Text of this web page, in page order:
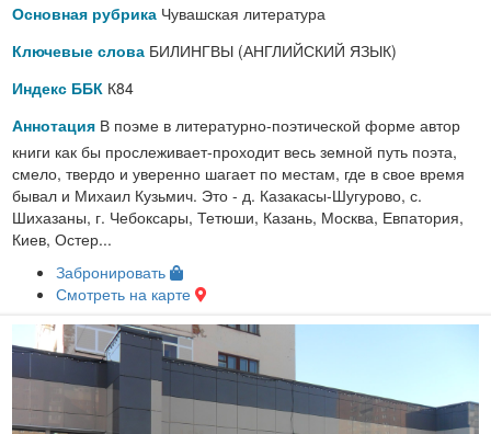
Основная рубрика Чувашская литература
Ключевые слова БИЛИНГВЫ (АНГЛИЙСКИЙ ЯЗЫК)
Индекс ББК К84
Аннотация В поэме в литературно-поэтической форме автор
книги как бы прослеживает-проходит весь земной путь поэта,
смело, твердо и уверенно шагает по местам, где в свое время
бывал и Михаил Кузьмич. Это - д. Казакасы-Шугурово, с.
Шихазаны, г. Чебоксары, Тетюши, Казань, Москва, Евпатория,
Киев, Остер...
Забронировать
Смотреть на карте